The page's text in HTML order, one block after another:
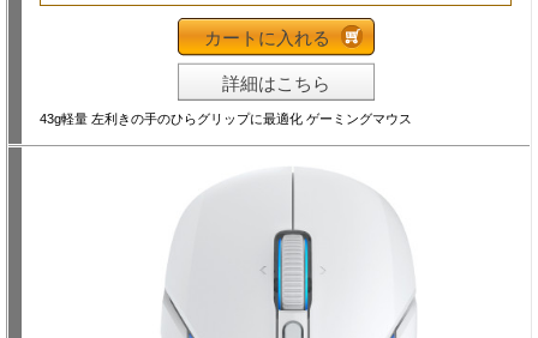
カートに入れる
詳細はこちら
43g軽量 左利きの手のひらグリップに最適化 ゲーミングマウス